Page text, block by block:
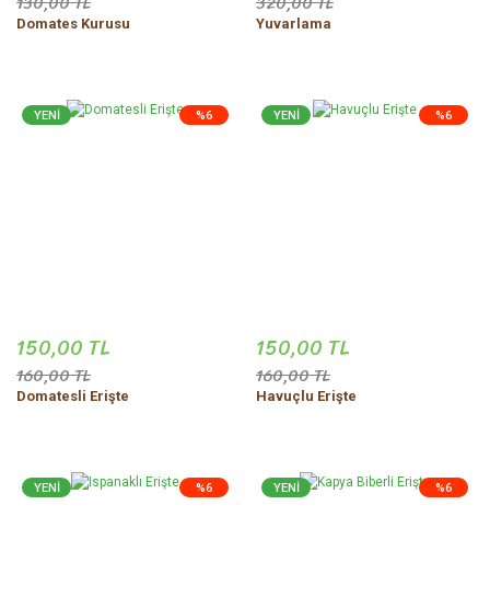
Domates Kurusu Yuvarlama
%6
YENİ
150,00 TL
160,00 TL
Domatesli Erişte
%6
YENİ
150,00 TL
160,00 TL
Havuçlu Erişte
%6
YENİ %6
YENİ